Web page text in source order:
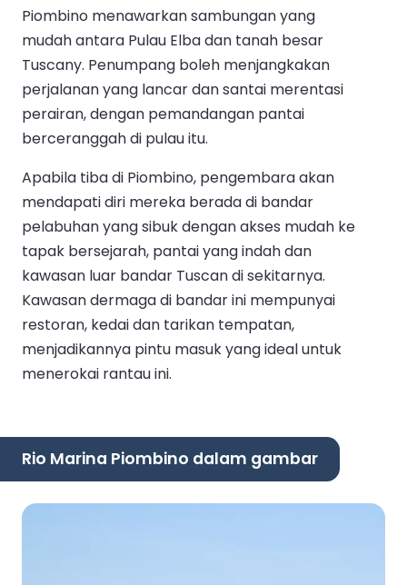
Piombino menawarkan sambungan yang
mudah antara Pulau Elba dan tanah besar
Tuscany. Penumpang boleh menjangkakan
perjalanan yang lancar dan santai merentasi
perairan, dengan pemandangan pantai
berceranggah di pulau itu.
Apabila tiba di Piombino, pengembara akan
mendapati diri mereka berada di bandar
pelabuhan yang sibuk dengan akses mudah ke
tapak bersejarah, pantai yang indah dan
kawasan luar bandar Tuscan di sekitarnya.
Kawasan dermaga di bandar ini mempunyai
restoran, kedai dan tarikan tempatan,
menjadikannya pintu masuk yang ideal untuk
menerokai rantau ini.
Rio Marina Piombino dalam gambar